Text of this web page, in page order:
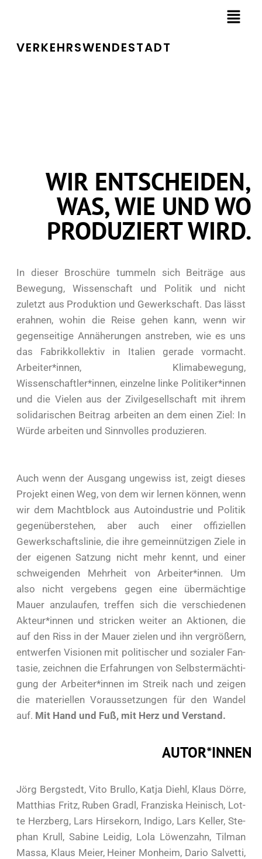
VERKEHRSWENDESTADT
WIR ENT­SCHEI­DEN,
WAS, WIE UND WO
PRO­DU­ZIERT WIRD.
In die­ser Bro­schü­re tum­meln sich Bei­trä­ge aus
Bewe­gung, Wis­sen­schaft und Poli­tik und nicht
zuletzt aus Pro­duk­ti­on und Gewerk­schaft. Das lässt
erah­nen, wohin die Rei­se gehen kann, wenn wir
gegen­sei­ti­ge Annä­he­run­gen anstre­ben, wie es uns
das Fabrik­kol­lek­tiv in Ita­li­en gera­de vor­macht.
Arbeiter*innen, Kli­ma­be­we­gung,
Wissenschaftler*innen, ein­zel­ne lin­ke Politiker*innen
und die Vie­len aus der Zivil­ge­sell­schaft mit ihrem
soli­da­ri­schen Bei­trag arbei­ten an dem einen Ziel: In
Wür­de arbei­ten und Sinn­vol­les pro­du­zie­ren.
Auch wenn der Aus­gang unge­wiss ist, zeigt die­ses
Pro­jekt einen Weg, von dem wir ler­nen kön­nen, wenn
wir dem Macht­block aus Auto­in­dus­trie und Poli­tik
gegen­über­ste­hen, aber auch einer offi­zi­el­len
Gewerk­schafts­li­nie, die ihre gemein­nüt­zi­gen Zie­le in
der eige­nen Sat­zung nicht mehr kennt, und einer
schwei­gen­den Mehr­heit von Arbeiter*innen. Um
also nicht ver­ge­bens gegen eine über­mäch­ti­ge
Mau­er anzu­lau­fen, tref­fen sich die ver­schie­de­nen
Akteur*innen und stri­cken wei­ter an Aktio­nen, die
auf den Riss in der Mau­er zie­len und ihn ver­grö­ßern,
ent­wer­fen Visio­nen mit poli­ti­scher und sozia­ler Fan­
ta­sie, zeich­nen die Erfah­run­gen von Selbst­er­mäch­ti­
gung der Arbeiter*innen im Streik nach und zei­gen
die mate­ri­el­len Vor­aus­set­zun­gen für den Wan­del
auf. Mit Hand und Fuß, mit Herz und Ver­stand.
AUTOR*INNEN
Jörg Berg­stedt, Vito Brul­lo, Kat­ja Diehl, Klaus Dör­re,
Mat­thi­as Fritz, Ruben Gradl, Fran­zis­ka Hei­nisch, Lot­
te Herz­berg, Lars Hir­se­korn, Indi­go, Lars Kel­ler, Ste­
phan Krull, Sabi­ne Lei­dig, Lola Löwen­zahn, Til­man
Mas­sa, Klaus Mei­er, Hei­ner Mon­heim, Dario Sal­vet­ti,